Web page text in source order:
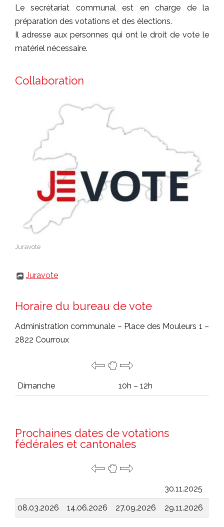
Le secrétariat communal est en charge de la
préparation des votations et des élections.
Il adresse aux personnes qui ont le droit de vote le
matériel nécessaire.
Collaboration
Juravote
Juravote
Horaire du bureau de vote
Administration communale – Place des Mouleurs 1 –
2822 Courroux
Dimanche 10h – 12h
Prochaines dates de votations
fédérales et cantonales
30.11.2025
08.03.2026
14.06.2026 27.09.2026 29.11.2026